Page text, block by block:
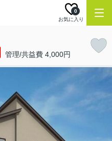
お気に入り
0
管理/共益費 4,000円